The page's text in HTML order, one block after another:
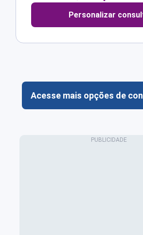
Personalizar
Acesse mais opções de